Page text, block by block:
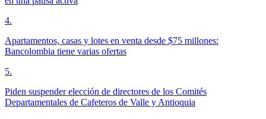
4.
Apartamentos, casas y lotes en venta desde $75 millones:
Bancolombia tiene varias ofertas
5.
Piden suspender elección de directores de los Comités
Departamentales de Cafeteros de Valle y Antioquia